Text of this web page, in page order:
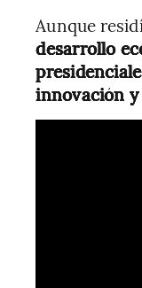
Aunque
desarrollo
innovación